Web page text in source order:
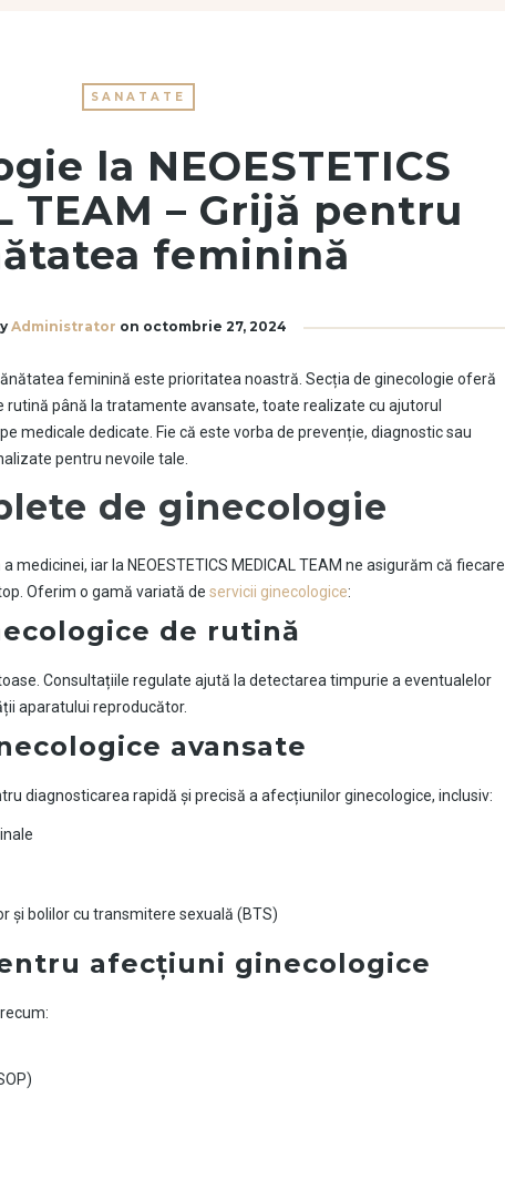
SANATATE
la NEOESTETICS
TEAM – Grijă pentru
feminină
Administrator on octombrie 27, 2024
sănătatea feminină este prioritatea noastră. Secția de ginecologie oferă
rutină până la tratamente avansate, toate realizate cu ajutorul
medicale dedicate. Fie că este vorba de prevenție, diagnostic sau
pentru nevoile tale.
de ginecologie
medicinei, iar la NEOESTETICS MEDICAL TEAM ne asigurăm că fiecare
Oferim o gamă variată de servicii ginecologice:
de rutină
Consultațiile regulate ajută la detectarea timpurie a eventualelor
aparatului reproducător.
avansate
diagnosticarea rapidă și precisă a afecțiunilor ginecologice, inclusiv:
și bolilor cu transmitere sexuală (BTS)
afecțiuni ginecologice